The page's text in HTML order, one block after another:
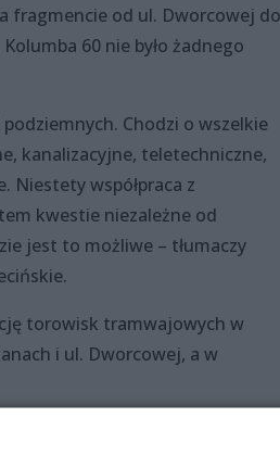
fragmencie od ul. Dworcowej do
60 nie było żadnego
Chodzi o wszelkie
kanalizacyjne, teletechniczne,
Niestety współpraca z
kwestie niezależne od
jest to możliwe – tłumaczy
torowisk tramwajowych w
i ul. Dworcowej, a w
obecne problemy przełożą się